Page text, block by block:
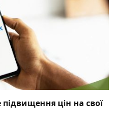
підвищення цін на свої